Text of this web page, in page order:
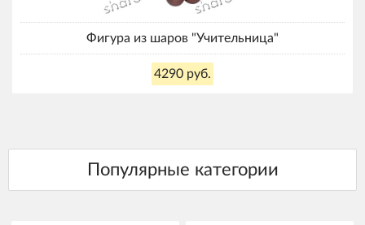
Фигура из шаров "Учительница"
4290 руб.